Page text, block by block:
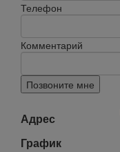
Телефон
Комментарий
Позвоните мне
Адрес
График